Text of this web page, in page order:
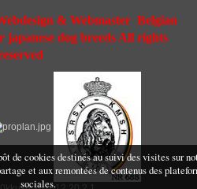
& Webmaster Belgian
japanese dog breeds All rights
de cookies destinés au suivi des visites sur
et aux remontées de contenus des
sociales.